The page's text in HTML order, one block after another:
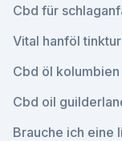
Cbd für
Vital hanföl tinktur
Cbd öl kolumbien
Cbd oil
Brauche ich eine